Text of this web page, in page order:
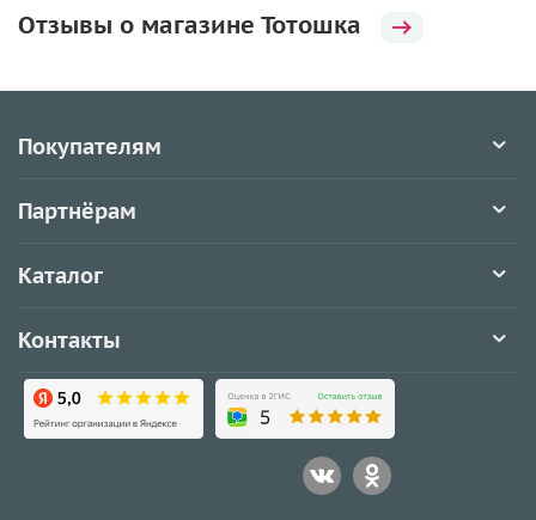
Отзывы о магазине Тотошка
Покупателям
Партнёрам
Каталог
Контакты